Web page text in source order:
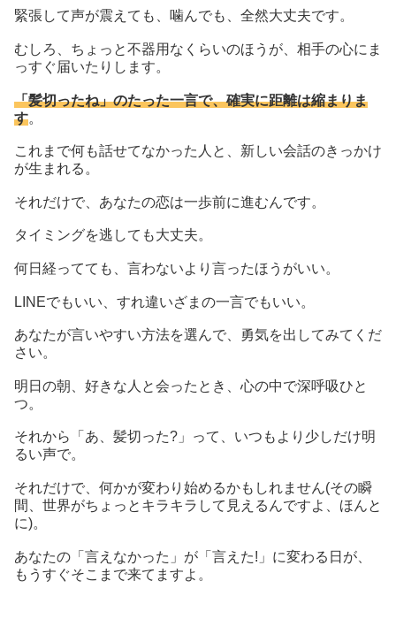
緊張して声が震えても、噛んでも、全然大丈夫です。
むしろ、ちょっと不器用なくらいのほうが、相手の心にま
っすぐ届いたりします。
「髪切ったね」のたった一言で、確実に距離は縮まりま
す。
これまで何も話せてなかった人と、新しい会話のきっかけ
が生まれる。
それだけで、あなたの恋は一歩前に進むんです。
タイミングを逃しても大丈夫。
何日経ってても、言わないより言ったほうがいい。
LINEでもいい、すれ違いざまの一言でもいい。
あなたが言いやすい方法を選んで、勇気を出してみてくだ
さい。
明日の朝、好きな人と会ったとき、心の中で深呼吸ひと
つ。
それから「あ、髪切った?」って、いつもより少しだけ明
るい声で。
それだけで、何かが変わり始めるかもしれません(その瞬
間、世界がちょっとキラキラして見えるんですよ、ほんと
に)。
あなたの「言えなかった」が「言えた!」に変わる日が、
もうすぐそこまで来てますよ。